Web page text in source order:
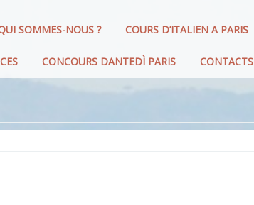
SOMMES-NOUS ? COURS D’ITALIEN A PARIS
CONCOURS DANTEDÌ PARIS CONTACTS